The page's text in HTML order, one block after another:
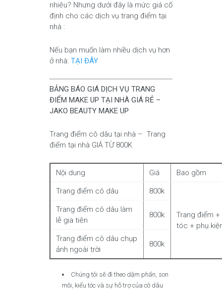
nhiêu? Nhưng dưới đây là mức giá cố
định cho các dịch vụ trang điểm tại
nhà :
Nếu bạn muốn làm nhiều dịch vụ hơn
ở nhà: TẠI ĐÂY
BẢNG BÁO GIÁ DỊCH VỤ TRANG
ĐIỂM MAKE UP TẠI NHÀ GIÁ RẺ –
JAKO BEAUTY MAKE UP
Trang điểm cô dâu tại nhà – Trang
điểm tại nhà GIÁ TỪ 800K
Nội dung Giá Bao gồm
Trang điểm cô dâu 800k
Trang điểm +
tóc + phụ
Trang điểm cô dâu làm
lễ gia tiên
800k
Trang điểm cô dâu chụp
ảnh ngoài trời
800k
Chúng tôi sẽ đi theo dặm phấn, son
môi, kiểu tóc và sự hỗ trợ của cô dâu